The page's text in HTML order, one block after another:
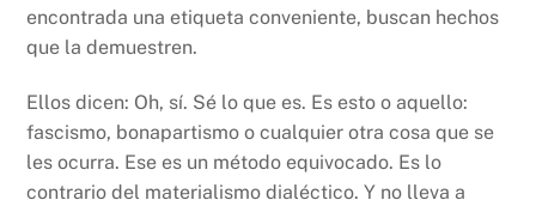
encontrada una etiqueta conveniente, buscan hechos
que la demuestren.
Ellos dicen: Oh, sí. Sé lo que es. Es esto o aquello:
fascismo, bonapartismo o cualquier otra cosa que se
les ocurra. Ese es un método equivocado. Es lo
contrario del materialismo dialéctico. Y no lleva a